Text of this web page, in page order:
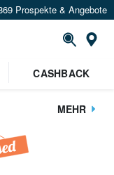
Prospekte & Angebote
CASHBACK
MEHR